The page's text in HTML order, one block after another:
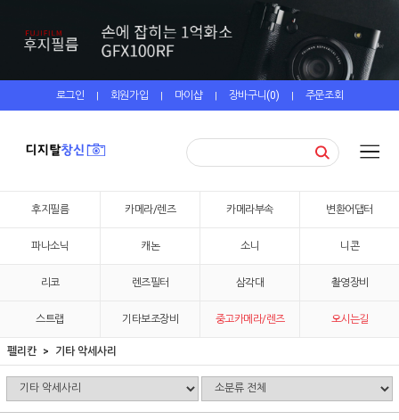
로그인 | 회원가입 | 마이샵 | 장바구니(0) | 주문조회
후지필름 카메라/렌즈 카메라부속 변환어댑터
파나소닉 캐논 소니 니콘
리코 렌즈필터 삼각대 촬영장비
스트랩 기타보조장비 중고카메라/렌즈 오시는길
펠리칸 기타 악세사리